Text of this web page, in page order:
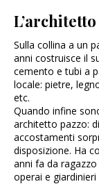
Sulla collina a un
anni costruisce il
cemento e tubi a
locale: pietre,
etc.
Quando infine
architetto pazzo:
accostamenti
disposizione. Ha
anni fa da
operai e